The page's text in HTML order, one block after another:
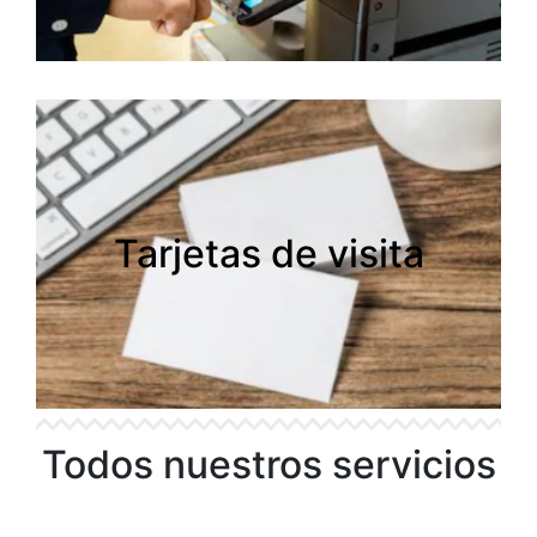
Tarjetas de visita
Tarjetas de visita
Todos nuestros servicios